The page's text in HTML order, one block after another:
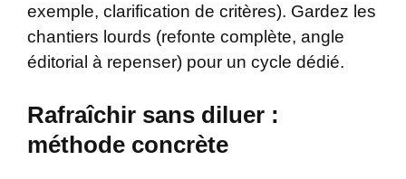
exemple, clarification de critères). Gardez les
chantiers lourds (refonte complète, angle
éditorial à repenser) pour un cycle dédié.
Rafraîchir sans diluer :
méthode concrète